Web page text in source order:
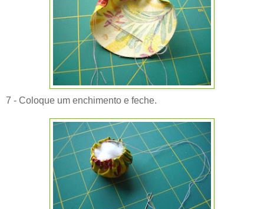
7 - Coloque um enchimento e feche.